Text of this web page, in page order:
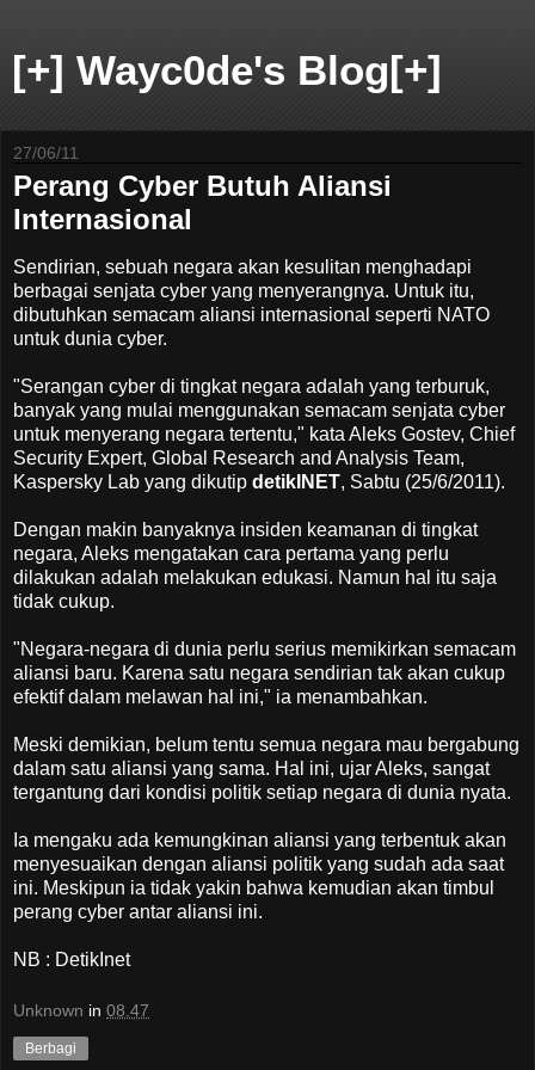
[+] Wayc0de's Blog[+]
27/06/11
Perang Cyber Butuh Aliansi
Internasional
Sendirian, sebuah negara akan kesulitan menghadapi
berbagai senjata cyber yang menyerangnya. Untuk itu,
dibutuhkan semacam aliansi internasional seperti NATO
untuk dunia cyber.
"Serangan cyber di tingkat negara adalah yang terburuk,
banyak yang mulai menggunakan semacam senjata cyber
untuk menyerang negara tertentu," kata Aleks Gostev, Chief
Security Expert, Global Research and Analysis Team,
Kaspersky Lab yang dikutip detikINET, Sabtu (25/6/2011).
Dengan makin banyaknya insiden keamanan di tingkat
negara, Aleks mengatakan cara pertama yang perlu
dilakukan adalah melakukan edukasi. Namun hal itu saja
tidak cukup.
"Negara-negara di dunia perlu serius memikirkan semacam
aliansi baru. Karena satu negara sendirian tak akan cukup
efektif dalam melawan hal ini," ia menambahkan.
Meski demikian, belum tentu semua negara mau bergabung
dalam satu aliansi yang sama. Hal ini, ujar Aleks, sangat
tergantung dari kondisi politik setiap negara di dunia nyata.
Ia mengaku ada kemungkinan aliansi yang terbentuk akan
menyesuaikan dengan aliansi politik yang sudah ada saat
ini. Meskipun ia tidak yakin bahwa kemudian akan timbul
perang cyber antar aliansi ini.
NB : DetikInet
Unknown in 08.47
Berbagi